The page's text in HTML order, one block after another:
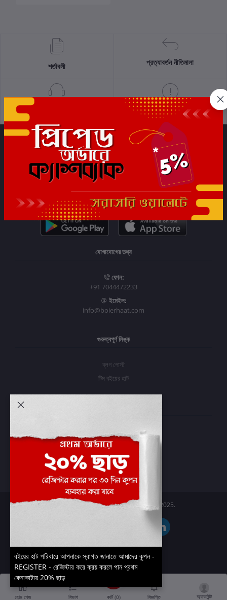
শর্তাবলী প্রত্যাবর্তন নীতিমালা
গোপনীয়তা নীতি
সাবস্ক্রাইব
যোগাযোগের তথ্য
ফোন:
+91 7044472233
ইমেইল:
info@boierhaat.com
গুরুত্বপূর্ণ লিঙ্ক
ব্লগ পোস্ট
টিম বইয়ের হাট
প্রবেশ করুন
অর্ডার ইতিহাস
আমার ইচ্ছাগুলি
অর্ডার ট্র্যাকিং
Boier Haat™ | © All rights reserved 2025.
হোম পেজ বিভাগ কার্ট (0) বিজ্ঞপ্তি অ্যাকাউন্ট
বইয়ের হাট পরিবারে আপনাকে স্বাগত জানাতে আমাদের কুপন -
REGISTER - রেজিস্টার করে ক্রয় করলে পান প্রথম
কেনাকাটায় 20% ছাড়